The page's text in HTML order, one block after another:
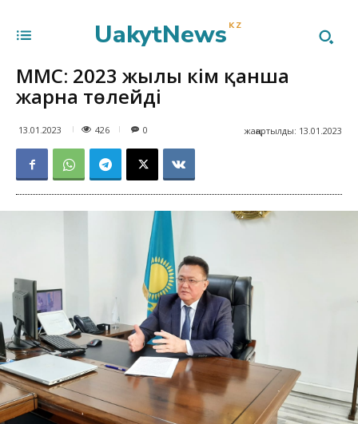
UakytNews KZ
МӘМС: 2023 жылы кім қанша
жарна төлейді
13.01.2023 426 жаңартылды: 13.01.2023
0